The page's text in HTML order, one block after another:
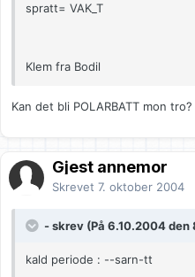
spratt= VAK_T
Klem fra Bodil
Kan det bli POLARBATT mon tro?
Gjest annemor
Skrevet 7. oktober 2004
- skrev (På 6.10.2004 den
kald periode : --sarn-tt